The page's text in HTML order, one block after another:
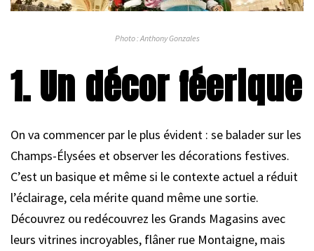
Photo : Anthony Gonzales
1. Un décor féerique
On va commencer par le plus évident : se balader sur les
Champs-Élysées et observer les décorations festives.
C’est un basique et même si le contexte actuel a réduit
l’éclairage, cela mérite quand même une sortie.
Découvrez ou redécouvrez les Grands Magasins avec
leurs vitrines incroyables, flâner rue Montaigne, mais